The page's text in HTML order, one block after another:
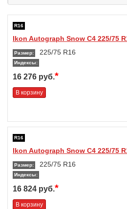
R16
Ikon Autograph Snow C4 225/75
Размер: 225/75 R16
Индексы:
16 276 руб.*
В корзину
R16
Ikon Autograph Snow C4 225/75
Размер: 225/75 R16
Индексы:
16 824 руб.*
В корзину